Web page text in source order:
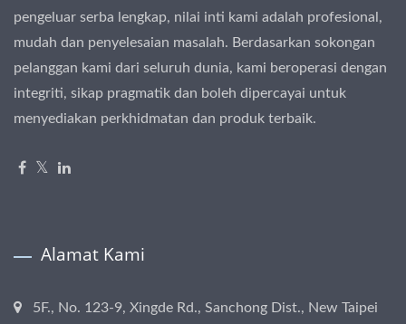
pengeluar serba lengkap, nilai inti kami adalah profesional,
mudah dan penyelesaian masalah. Berdasarkan sokongan
pelanggan kami dari seluruh dunia, kami beroperasi dengan
integriti, sikap pragmatik dan boleh dipercayai untuk
menyediakan perkhidmatan dan produk terbaik.
Alamat Kami
5F., No. 123-9, Xingde Rd., Sanchong Dist., New Taipei